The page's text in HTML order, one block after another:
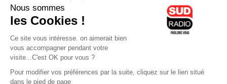
lyoncapitale.fr
olympique-et-lyonnais.com
L'application Iphone / Android
Téléchargez l'application